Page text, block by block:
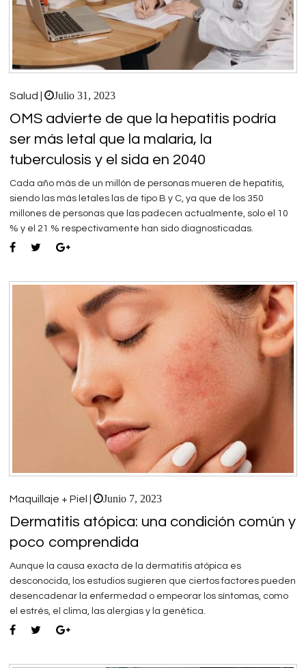
Salud | Julio 31, 2023
OMS advierte de que la hepatitis podría
ser más letal que la malaria, la
tuberculosis y el sida en 2040
Cada año más de un millón de personas mueren de hepatitis,
siendo las más letales las de tipo B y C, ya que de los 350
millones de personas que las padecen actualmente, solo el 10
% y el 21 % respectivamente han sido diagnosticadas.
Maquillaje + Piel | Junio 7, 2023
Dermatitis atópica: una condición común y
poco comprendida
Aunque la causa exacta de la dermatitis atópica es
desconocida, los estudios sugieren que ciertos factores pueden
desencadenar la enfermedad o empeorar los síntomas, como
el estrés, el clima, las alergias y la genética.